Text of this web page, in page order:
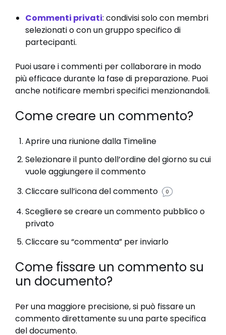
Commenti privati: condivisi solo con membri
selezionati o con un gruppo specifico di
partecipanti.
Puoi usare i commenti per collaborare in modo
più efficace durante la fase di preparazione. Puoi
anche notificare membri specifici menzionandoli.
Come creare un commento?
Aprire una riunione dalla Timeline
Selezionare il punto dell’ordine del giorno su cui
vuole aggiungere il commento
Cliccare sull’icona del commento
Scegliere se creare un commento pubblico o
privato
Cliccare su “commenta” per inviarlo
Come fissare un commento su
un documento?
Per una maggiore precisione, si può fissare un
commento direttamente su una parte specifica
del documento.